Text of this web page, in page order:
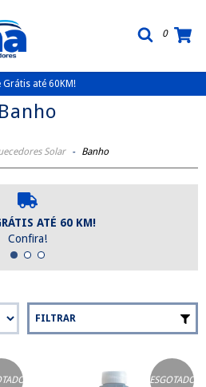
0
Grátis até 60KM!
Banho
Solar - Banho
ATÉ 60 KM!
Confira!
FILTRAR
ESGOTADO